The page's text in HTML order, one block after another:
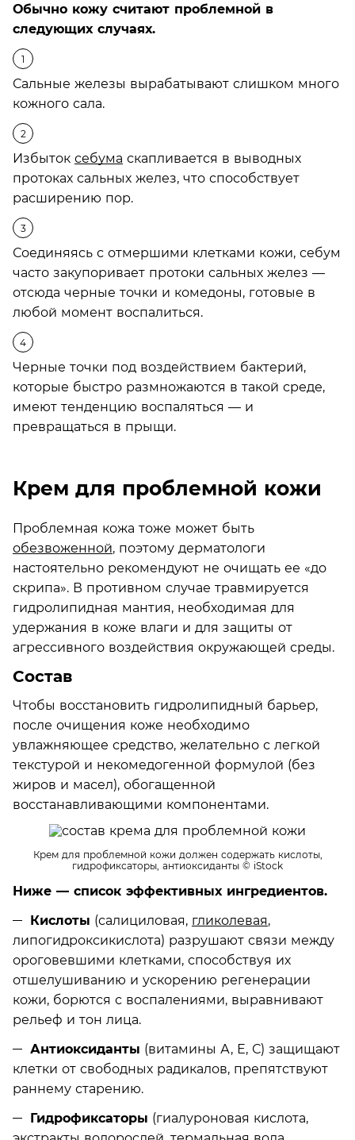
Обычно кожу считают проблемной в
следующих случаях.
Сальные железы вырабатывают слишком много
кожного сала.
Избыток себума скапливается в выводных
протоках сальных желез, что способствует
расширению пор.
Соединяясь с отмершими клетками кожи, себум
часто закупоривает протоки сальных желез —
отсюда черные точки и комедоны, готовые в
любой момент воспалиться.
Черные точки под воздействием бактерий,
которые быстро размножаются в такой среде,
имеют тенденцию воспаляться — и
превращаться в прыщи.
Крем для проблемной кожи
Проблемная кожа тоже может быть
обезвоженной, поэтому дерматологи
настоятельно рекомендуют не очищать ее «до
скрипа». В противном случае травмируется
гидролипидная мантия, необходимая для
удержания в коже влаги и для защиты от
агрессивного воздействия окружающей среды.
Состав
Чтобы восстановить гидролипидный барьер,
после очищения коже необходимо
увлажняющее средство, желательно с легкой
текстурой и некомедогенной формулой (без
жиров и масел), обогащенной
восстанавливающими компонентами.
Крем для проблемной кожи должен содержать кислоты,
гидрофиксаторы, антиоксиданты © iStock
Ниже — список эффективных ингредиентов.
Кислоты (салициловая, гликолевая,
липогидроксикислота) разрушают связи между
ороговевшими клетками, способствуя их
отшелушиванию и ускорению регенерации
кожи, борются с воспалениями, выравнивают
рельеф и тон лица.
Антиоксиданты (витамины А, Е, С) защищают
клетки от свободных радикалов, препятствуют
раннему старению.
Гидрофиксаторы (гиалуроновая кислота,